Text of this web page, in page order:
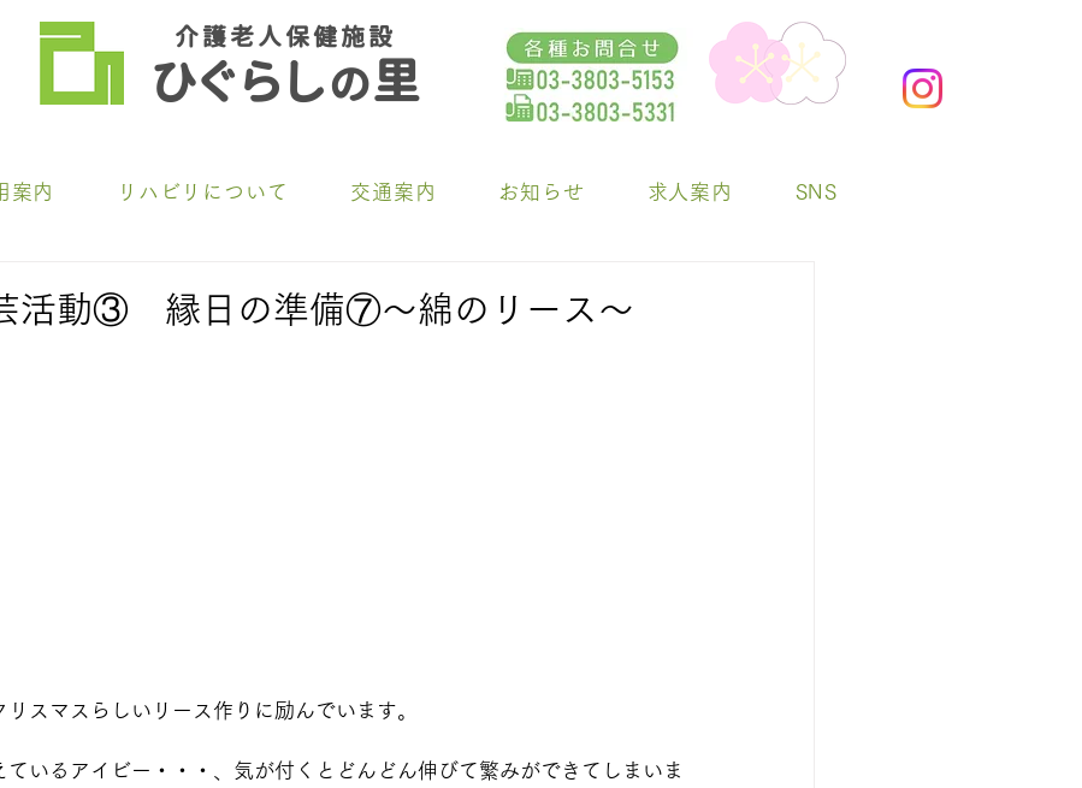
介 護 老 人 保 健 施 設
ひぐらしの里
案内 リハビリについて 交通案内 お知らせ 求人案内 SNS
活動③ 縁日の準備⑦～綿のリース～
スマスらしいリース作りに励んでいます。
ているアイビー・・・、気が付くとどんどん伸びて繁みができてしまいま